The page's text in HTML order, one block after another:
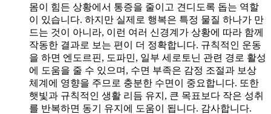
몸이 힘든 상황에서 통증을 줄이고 견디도록 돕는 역할
이 있습니다. 하지만 실제로 행복은 특정 물질 하나가 만
드는 것이 아니라, 이런 여러 신경계가 상황에 따라 함께
작동한 결과로 보는 편이 더 정확합니다. 규칙적인 운동
을 하면 엔도르핀, 도파민, 일부 세로토닌 관련 경로 활성
에 도움을 줄 수 있으며, 수면 부족은 감정 조절과 보상
체계에 영향을 주므로 충분한 수면이 중요합니다. 또한
햇빛과 규칙적인 생활 리듬 유지, 큰 목표보다 작은 성취
를 반복하면 동기 유지에 도움이 됩니다. 감사합니다.